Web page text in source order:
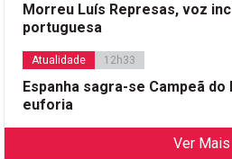
Morreu Luís Represas, voz
portuguesa
Atualidade 12h33
Espanha sagra-se Campeã
euforia
Ver Mais